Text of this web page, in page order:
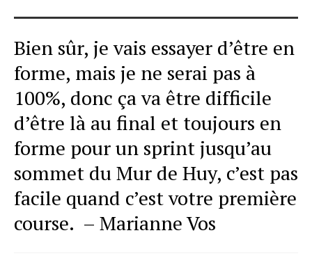
Bien sûr, je vais essayer d’être en
forme, mais je ne serai pas à
100%, donc ça va être difficile
d’être là au final et toujours en
forme pour un sprint jusqu’au
sommet du Mur de Huy, c’est pas
facile quand c’est votre première
course. – Marianne Vos